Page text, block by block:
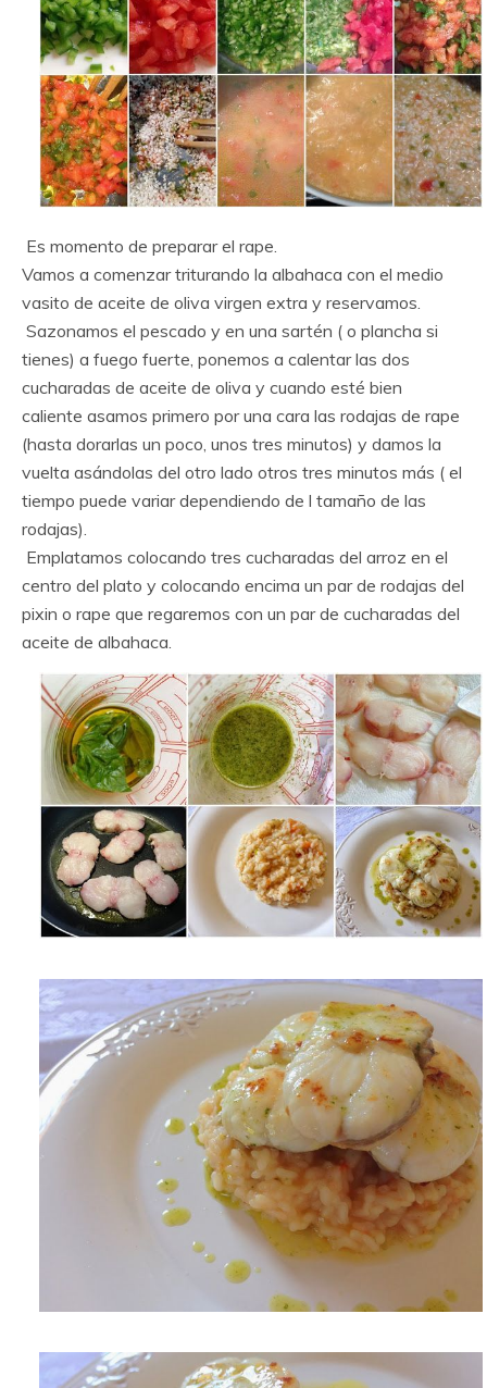
Es momento de preparar el rape.
Vamos a comenzar triturando la albahaca con el medio
vasito de aceite de oliva virgen extra y reservamos.
Sazonamos el pescado y en una sartén ( o plancha si
tienes) a fuego fuerte, ponemos a calentar las dos
cucharadas de aceite de oliva y cuando esté bien
caliente asamos primero por una cara las rodajas de rape
(hasta dorarlas un poco, unos tres minutos) y damos la
vuelta asándolas del otro lado otros tres minutos más ( el
tiempo puede variar dependiendo de l tamaño de las
rodajas).
Emplatamos colocando tres cucharadas del arroz en el
centro del plato y colocando encima un par de rodajas del
pixin o rape que regaremos con un par de cucharadas del
aceite de albahaca.